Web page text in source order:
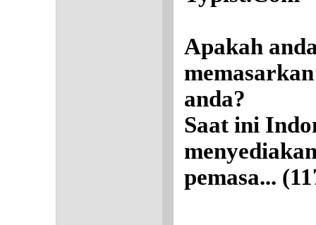
Apakah
anda?
Saat ini
pemasa...